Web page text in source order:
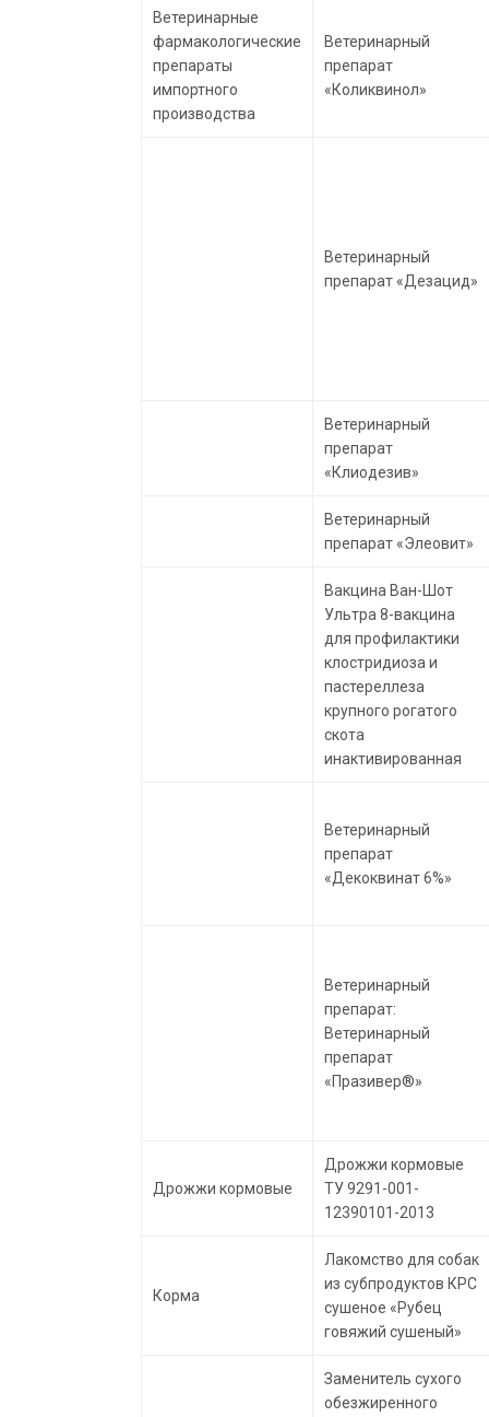
Ветеринарные
фармакологические
препараты
импортного
производства
Ветеринарный
препарат
«Коликвинол»
Ветеринарный
препарат «Дезацид»
Ветеринарный
препарат
«Клиодезив»
Ветеринарный
препарат «Элеовит»
Вакцина Ван-Шот
Ультра 8-вакцина
для профилактики
клостридиоза и
пастереллеза
крупного рогатого
скота
инактивированная
Ветеринарный
препарат
«Декоквинат 6%»
Ветеринарный
препарат:
Ветеринарный
препарат
«Празивер®»
Дрожжи кормовые
Дрожжи кормовые
ТУ 9291-001-
12390101-2013
Корма
Лакомство для собак
из субпродуктов КРС
сушеное «Рубец
говяжий сушеный»
Заменитель сухого
обезжиренного